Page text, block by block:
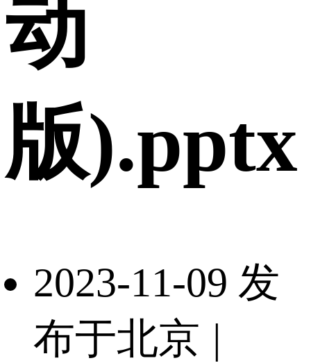
动
版).pptx
2023-11-09 发
布于北京 |